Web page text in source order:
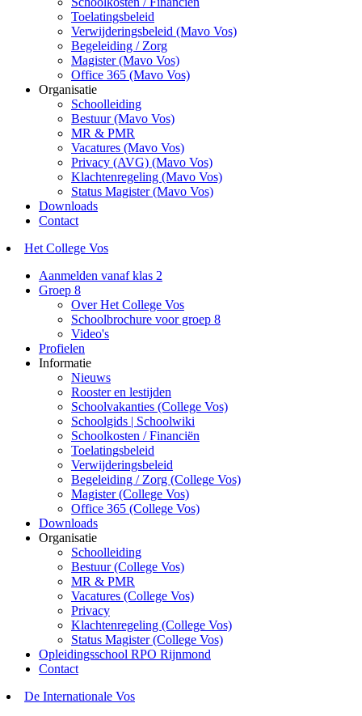
Toelatingsbeleid
Verwijderingsbeleid (Mavo Vos)
Begeleiding / Zorg
Magister (Mavo Vos)
Office 365 (Mavo Vos)
Organisatie
Schoolleiding
Bestuur (Mavo Vos)
MR & PMR
Vacatures (Mavo Vos)
Privacy (AVG) (Mavo Vos)
Klachtenregeling (Mavo Vos)
Status Magister (Mavo Vos)
Downloads
Contact
Het College Vos
Aanmelden vanaf klas 2
Groep 8
Over Het College Vos
Schoolbrochure voor groep 8
Video's
Profielen
Informatie
Nieuws
Rooster en lestijden
Schoolvakanties (College Vos)
Schoolgids | Schoolwiki
Schoolkosten / Financiën
Toelatingsbeleid
Verwijderingsbeleid
Begeleiding / Zorg (College Vos)
Magister (College Vos)
Office 365 (College Vos)
Downloads
Organisatie
Schoolleiding
Bestuur (College Vos)
MR & PMR
Vacatures (College Vos)
Privacy
Klachtenregeling (College Vos)
Status Magister (College Vos)
Opleidingsschool RPO Rijnmond
Contact
De Internationale Vos